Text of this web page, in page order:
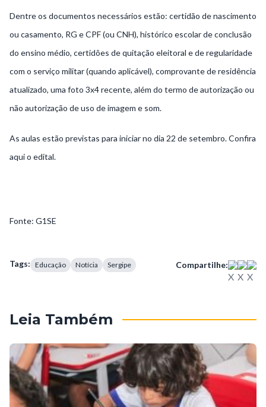
Dentre os documentos necessários estão: certidão de nascimento
ou casamento, RG e CPF (ou CNH), histórico escolar de conclusão
do ensino médio, certidões de quitação eleitoral e de regularidade
com o serviço militar (quando aplicável), comprovante de residência
atualizado, uma foto 3x4 recente, além do termo de autorização ou
não autorização de uso de imagem e som.
As aulas estão previstas para iniciar no dia 22 de setembro. Confira
aqui o edital.
Fonte: G1SE
Tags: Educação Notícia Sergipe Compartilhe:
Leia Também